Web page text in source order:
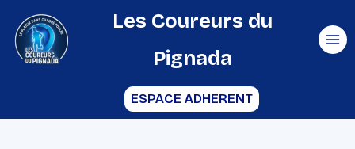
contenu
Les Coureurs du
Pignada
ESPACE ADHERENT